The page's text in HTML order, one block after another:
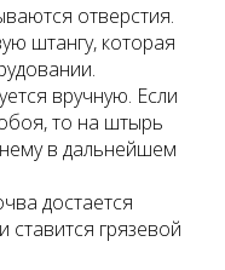
отверстия.
штангу, которая
вручную. Если
то на штырь
в дальнейшем
достается
грязевой